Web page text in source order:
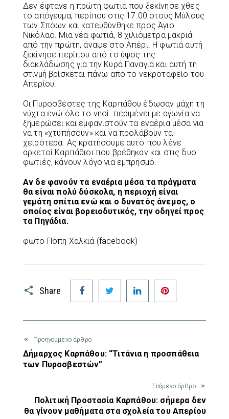
Δεν έφτανε η πρώτη φωτιά που ξεκίνησε χθες
το απόγευμα, περίπου στις 17.00 στους Μύλους
των Σπόων και κατευθύνθηκε προς Άγιο
Νικόλαο. Μια νέα φωτιά, 8 χιλιόμετρα μακριά
από την πρώτη, άναψε στο Απέρι. Η φωτιά αυτή
ξεκίνησε περίπου από το ύψος της
διακλάδωσης για την Κυρά Παναγιά και αυτή τη
στιγμή βρίσκεται πάνω από το νεκροταφείο του
Απερίου.
Οι Πυροσβέστες της Καρπάθου έδωσαν μάχη τη
νύχτα ενώ όλο το νησί περιμένει με αγωνία να
ξημερώσει και εμφανιστούν τα εναέρια μέσα για
να τη «χτυπήσουν» και να προλάβουν τα
χειρότερα. Ας κρατήσουμε αυτό που λένε
αρκετοί Καρπάθιοι που βρέθηκαν και στις δυο
φωτιές, κάνουν λόγο για εμπρησμό.
Αν δε φανούν τα εναέρια μέσα τα πράγματα
θα είναι πολύ δύσκολα, η περιοχή είναι
γεμάτη σπίτια ενώ και ο δυνατός άνεμος, ο
οποίος είναι βορειοδυτικός, την οδηγεί προς
τα Πηγάδια.
φωτο Πόπη Χαλκιά (facebook)
Share
Facebook Twitter LinkedIn
Προηγούμενο άρθρο
Δήμαρχος Καρπάθου: “Τιτάνια η προσπάθεια
των Πυροσβεστών”
Έπόμενο άρθρο
Πολιτική Προστασία Καρπάθου: σήμερα δεν
θα γίνουν μαθήματα στα σχολεία του Απερίου